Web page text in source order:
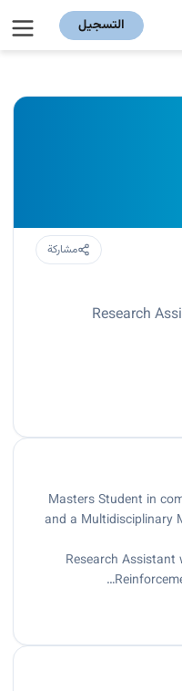
التسجيل
مشاركة
Research
Masters Student in
and a Multidisciplinary
Research Assistant